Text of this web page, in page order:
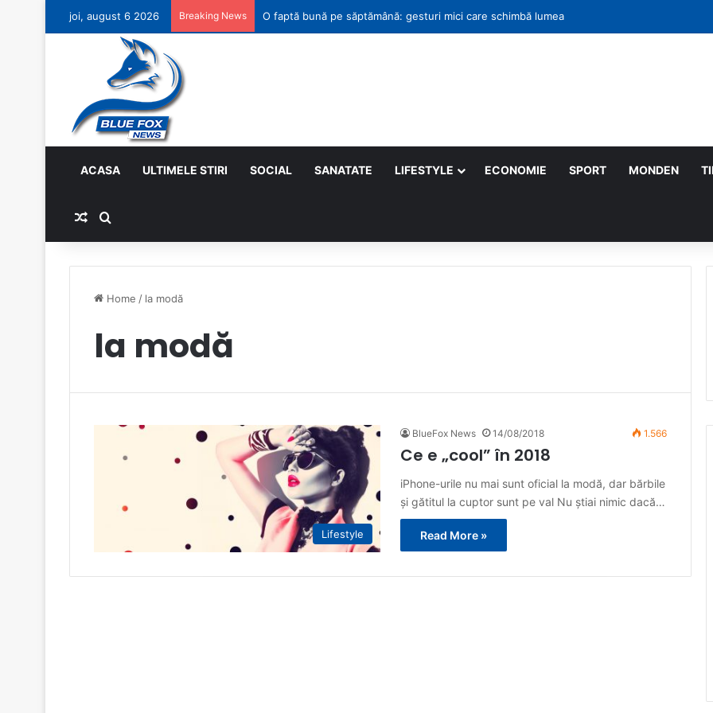
joi, august 6 2026 Breaking News Lollis – mai mult decât un brand de make-up
ACASA ULTIMELE STIRI SOCIAL SANATATE LIFESTYLE ECONOMIE SPORT MONDEN
Random Article
Search for
Home / la modă
la modă
Lifestyle
BlueFox News 14/08/2018 1.566
Ce e „cool” în 2018
iPhone-urile nu mai sunt oficial la modă, dar bărbile
și gătitul la cuptor sunt pe val Nu știai nimic dacă…
Read More »